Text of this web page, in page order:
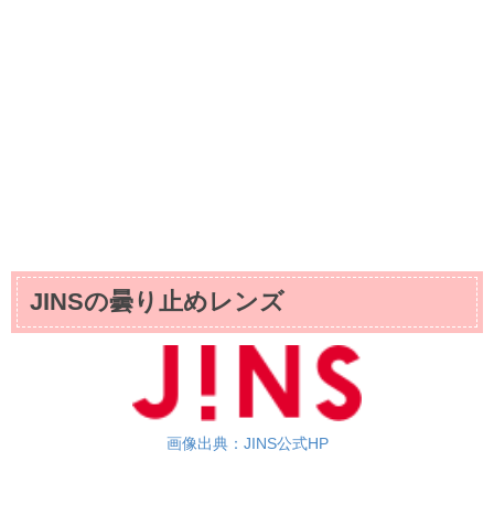
JINSの曇り止めレンズ
画像出典：JINS公式HP